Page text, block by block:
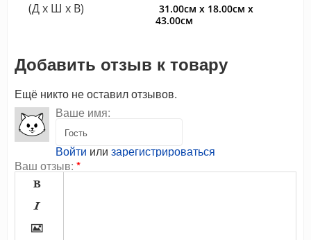
(Д x Ш x В)
31.00см x 18.00см x
43.00см
Добавить отзыв к товару
Ещё никто не оставил отзывов.
Ваше имя:
Войти или зарегистрироваться
Ваш отзыв: *


